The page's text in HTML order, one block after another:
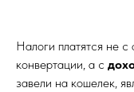
Налоги платятся не с
конвертации, а с
завели на кошелек,